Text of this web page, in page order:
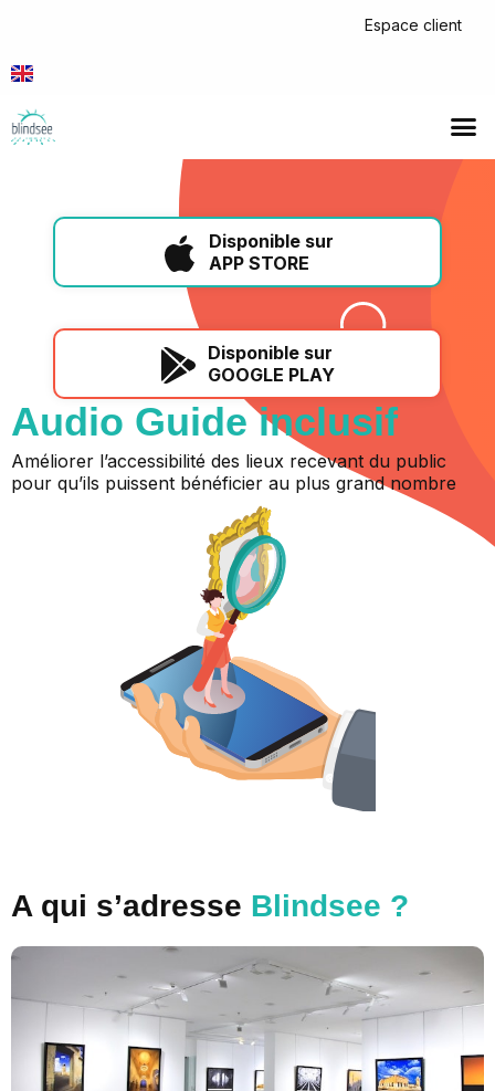
Espace client
Disponible sur
APP STORE
Disponible sur
GOOGLE PLAY
Audio Guide inclusif
Améliorer l’accessibilité des lieux recevant du public
pour qu’ils puissent bénéficier au plus grand nombre
A qui s’adresse Blindsee ?